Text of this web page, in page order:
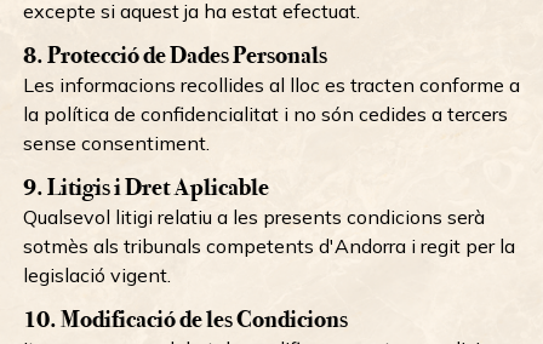
excepte si aquest ja ha estat efectuat.
8. Protecció de Dades Personals
Les informacions recollides al lloc es tracten conforme a
la política de confidencialitat i no són cedides a tercers
sense consentiment.
9. Litigis i Dret Aplicable
Qualsevol litigi relatiu a les presents condicions serà
sotmès als tribunals competents d'Andorra i regit per la
legislació vigent.
10. Modificació de les Condicions